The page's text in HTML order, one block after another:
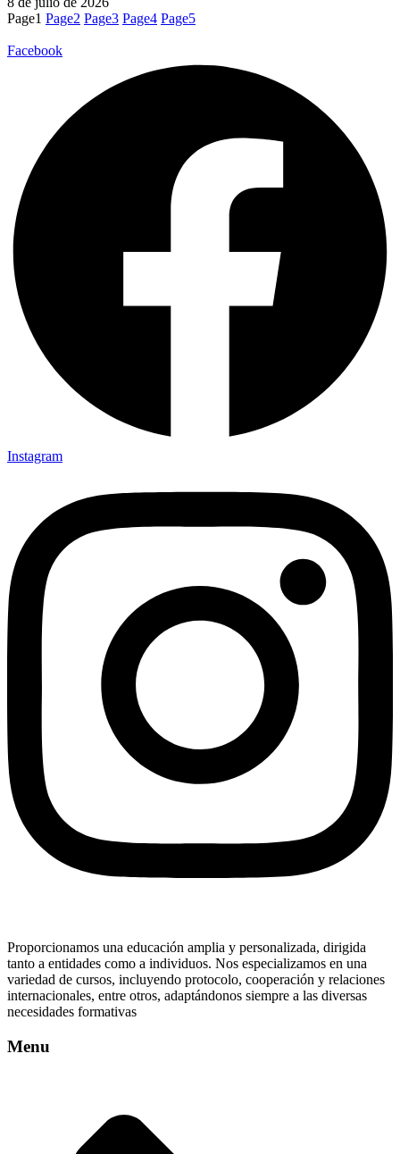
Page1 Page2 Page3 Page4 Page5
Facebook
Instagram
Proporcionamos una educación amplia y personalizada, dirigida
tanto a entidades como a individuos. Nos especializamos en una
variedad de cursos, incluyendo protocolo, cooperación y relaciones
internacionales, entre otros, adaptándonos siempre a las diversas
necesidades formativas
Menu